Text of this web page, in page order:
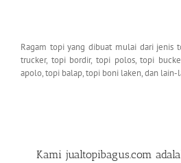
Ragam topi yang dibuat mulai dari jenis
trucker, topi bordir, topi polos, topi
apolo, topi balap, topi boni laken, dan lain-
Kami jualtopibagus.com